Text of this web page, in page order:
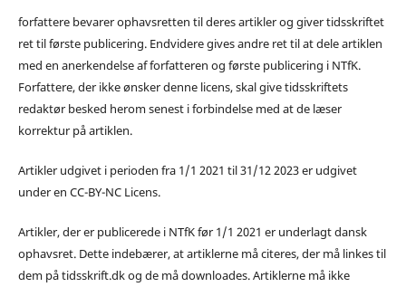
forfattere bevarer ophavsretten til deres artikler og giver tidsskriftet
ret til første publicering. Endvidere gives andre ret til at dele artiklen
med en anerkendelse af forfatteren og første publicering i NTfK.
Forfattere, der ikke ønsker denne licens, skal give tidsskriftets
redaktør besked herom senest i forbindelse med at de læser
korrektur på artiklen.
Artikler udgivet i perioden fra 1/1 2021 til 31/12 2023 er udgivet
under en CC-BY-NC Licens.
Artikler, der er publicerede i NTfK før 1/1 2021 er underlagt dansk
ophavsret. Dette indebærer, at artiklerne må citeres, der må linkes til
dem på tidsskrift.dk og de må downloades. Artiklerne må ikke